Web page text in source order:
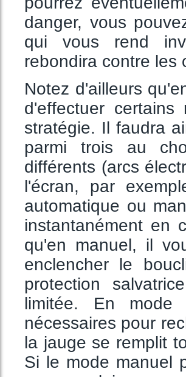
danger, vous
qui vous rend
rebondira contre les
Notez d'ailleurs
d'effectuer
stratégie. Il faudra
parmi trois au
différents (arcs
l'écran, par
automatique ou
instantanément en
qu'en manuel, il
enclencher le
protection
limitée. En mode
nécessaires pour
la jauge se remplit
Si le mode manuel